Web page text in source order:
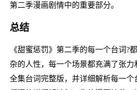
第二季漫画剧情中的重要部分。
总结
《甜蜜惩罚》第二季的每一个台词?
杂的人性，每一个场景都充满了张
全集台词完整版，并详细解析每一